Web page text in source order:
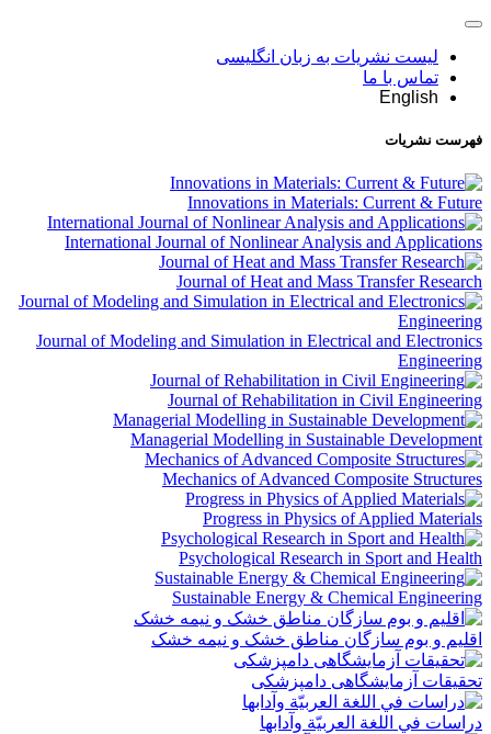
لیست نشریات به زبان انگلیسی
تماس با ما
English
فهرست نشریات
Innovations in Materials: Current & Future
International Journal of Nonlinear Analysis and Applications
Journal of Heat and Mass Transfer Research
Journal of Modeling and Simulation in Electrical and Electronics
Engineering
Journal of Rehabilitation in Civil Engineering
Managerial Modelling in Sustainable Development
Mechanics of Advanced Composite Structures
Progress in Physics of Applied Materials
Psychological Research in Sport and Health
Sustainable Energy & Chemical Engineering
اقلیم و بوم سازگان مناطق خشک و نیمه خشک
تحقیقات آزمایشگاهی دامپزشکی
دراسات في اللغة العربيّة وآدابها